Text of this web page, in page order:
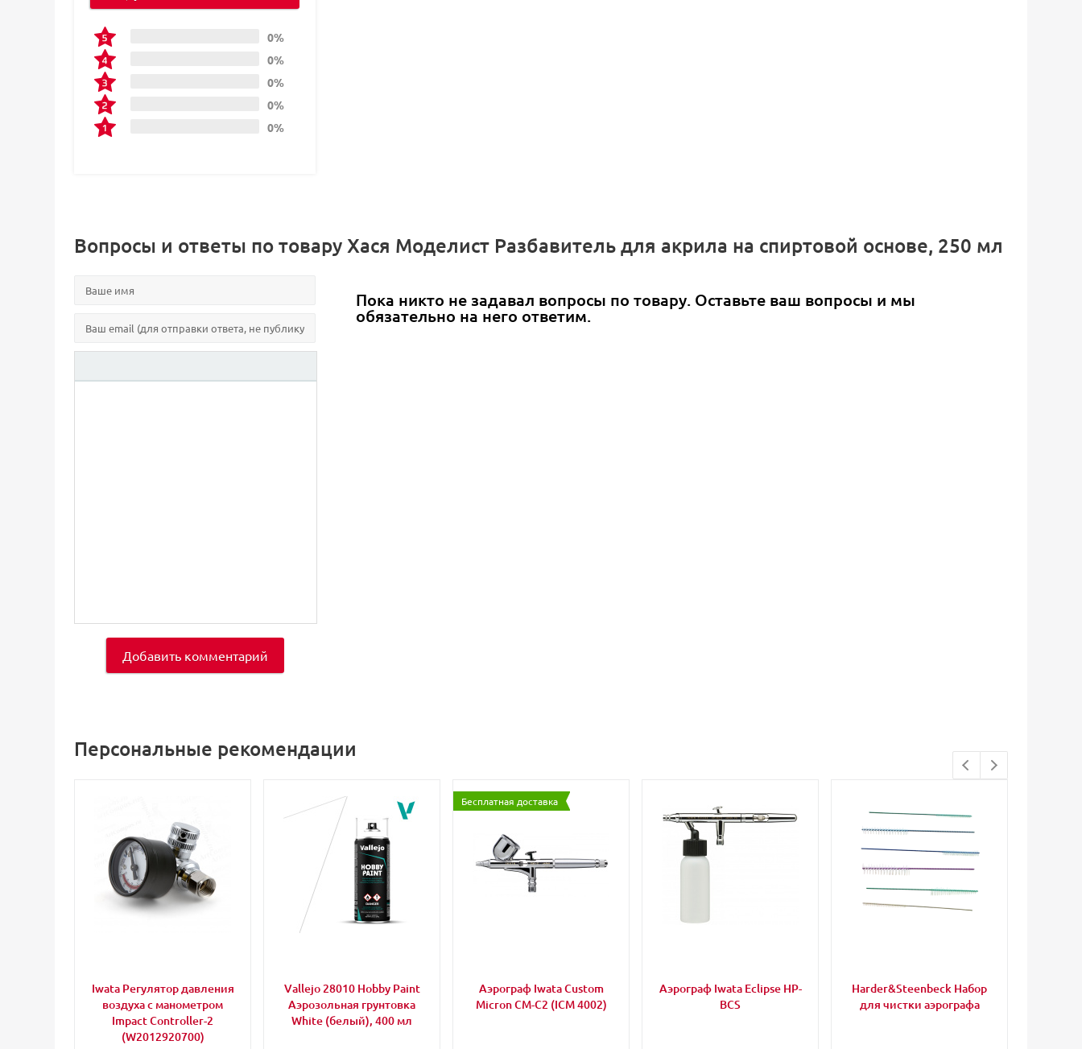
0%
0%
0%
0%
0%
Вопросы и ответы по товару Хася Моделист Разбавитель для акрила на спиртовой основе, 250 мл
Добавить комментарий
Пока никто не задавал вопросы по товару. Оставьте ваш вопросы и мы
обязательно на него ответим.
Персональные рекомендации
Iwata Регулятор давления
воздуха с манометром
Impact Controller-2
(W2012920700)
Vallejo 28010 Hobby Paint
Аэрозольная грунтовка
White (белый), 400 мл
Бесплатная доставка
Аэрограф Iwata Custom
Micron CM-C2 (ICM 4002)
Аэрограф Iwata Eclipse HP-
BCS
Harder&Steenbeck Набор
для чистки аэрографа